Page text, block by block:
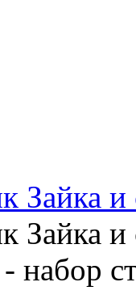
Зайка и
Зайка
набор